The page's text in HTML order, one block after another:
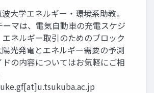
大学エネルギー・環境系助教。
マは、電気自動車の充電スケジ
エネルギー取引のためのブロック
光発電とエネルギー需要の予測
の内容についてはお気軽にご相